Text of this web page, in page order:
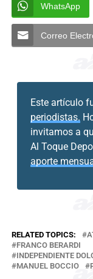
WhatsApp
Correo
Este artículo
periodistas.
invitamos a
Al Toque
aporte
RELATED TOPICS:
FRANCO BERARDI
INDEPENDIENTE
MANUEL BOCCIO